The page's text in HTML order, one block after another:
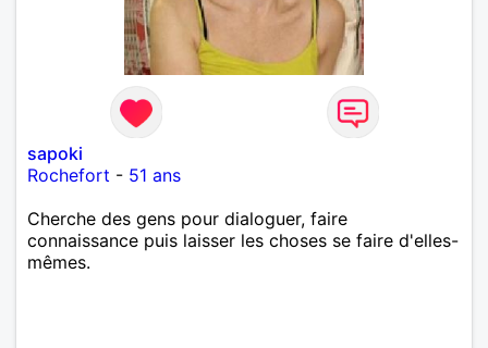
sapoki
Rochefort - 51 ans
Cherche des gens pour dialoguer, faire
connaissance puis laisser les choses se faire d'elles-
mêmes.